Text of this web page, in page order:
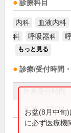
診療科目
内科 血液内科
科
呼吸器科
もっと見る
診療/受付時間
8:30～11:00
お盆(8月中旬
に必ず医療機